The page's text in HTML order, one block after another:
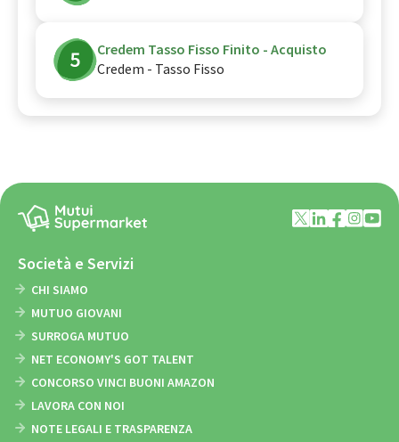
Credem Tasso Fisso Finito - Acquisto
Credem - Tasso Fisso
Società e Servizi
CHI SIAMO
MUTUO GIOVANI
SURROGA MUTUO
NET ECONOMY'S GOT TALENT
CONCORSO VINCI BUONI AMAZON
LAVORA CON NOI
NOTE LEGALI E TRASPARENZA